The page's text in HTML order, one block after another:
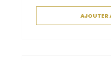
AJOUTER